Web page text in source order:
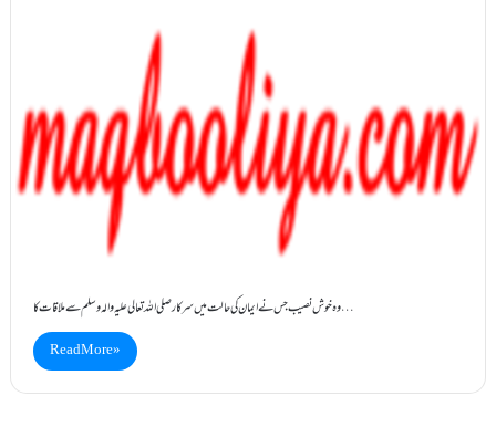
وہ خوش نصیب جس نے ایمان کی حالت میں سرکارصلی اللہ تعالی علیہ والہ وسلم سے ملاقات کا…
Read More »